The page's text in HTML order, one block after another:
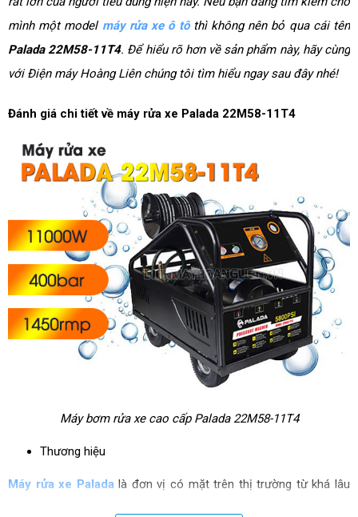
mình một model máy rửa xe ô tôthì không nên bỏ qua cái tên
Palada 22M58-11T4. Để hiểu rõ hơn về sản phẩm này, hãy cùng
với Điện máy Hoàng Liên chúng tôi tìm hiểu ngay sau đây nhé!
Đánh giá chi tiết về máy rửa xe Palada 22M58-11T4
Máy bơm rửa xe cao cấp Palada 22M58-11T4
Thương hiệu
Máy rửa xe Paladalà đơn vị có mặt trên thị trường từ khá lâu